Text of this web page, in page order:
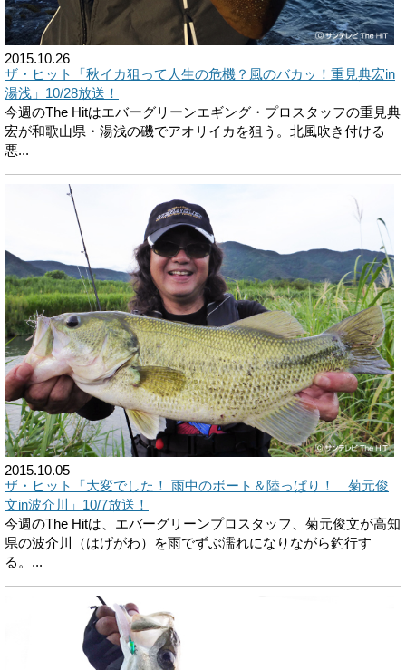
2015.10.26
ザ・ヒット「秋イカ狙って人生の危機？風のバカッ！重見典宏in
湯浅」10/28放送！
今週のThe Hitはエバーグリーンエギング・プロスタッフの重見典
宏が和歌山県・湯浅の磯でアオリイカを狙う。北風吹き付ける
悪...
2015.10.05
ザ・ヒット「大変でした！ 雨中のボート＆陸っぱり！ 菊元俊
文in波介川」10/7放送！
今週のThe Hitは、エバーグリーンプロスタッフ、菊元俊文が高知
県の波介川（はげがわ）を雨でずぶ濡れになりながら釣行す
る。...